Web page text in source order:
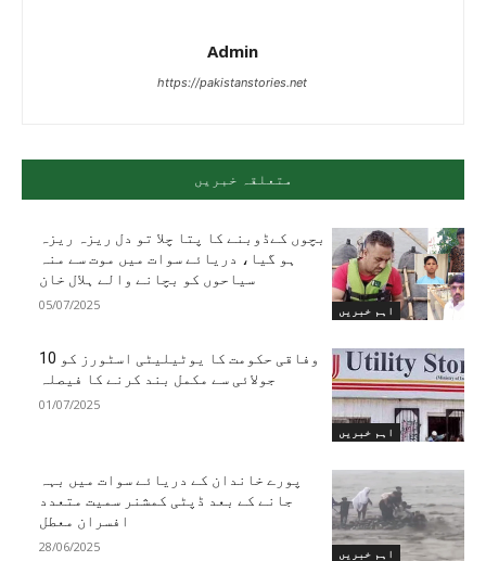
Admin
https://pakistanstories.net
متعلقہ خبریں
اہم خبریں
بچوں کےڈوبنے کا پتا چلا تو دل ریزہ ریزہ
ہو گیا، دریائے سوات میں موت سے منہ
سیاحوں کو بچانے والے ہلال خان
05/07/2025
اہم خبریں
وفاقی حکومت کا یوٹیلیٹی اسٹورز کو 10
جولائی سے مکمل بند کرنے کا فیصلہ
01/07/2025
اہم خبریں
پورے خاندان کے دریائے سوات میں بہہ
جانے کے بعد ڈپٹی کمشنر سمیت متعدد
افسران معطل
28/06/2025